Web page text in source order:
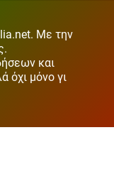
Με την
και
όχι μόνο γι